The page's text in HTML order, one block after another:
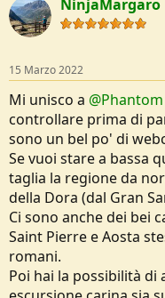
t
i
o
s
:
NinjaMargaro
15 Marzo 2022
Mi unisco a @Phantom
controllare prima di
sono un bel po' di
Se vuoi stare a bassa
taglia la regione da
della Dora (dal Gran
Ci sono anche dei bei
Saint Pierre e Aosta
romani.
Poi hai la possibilità